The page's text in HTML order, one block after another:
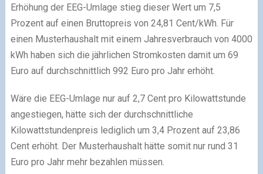
Erhöhung der EEG-Umlage stieg dieser Wert um 7,5
Prozent auf einen Bruttopreis von 24,81 Cent/kWh. Für
einen Musterhaushalt mit einem Jahresverbrauch von 4000
kWh haben sich die jährlichen Stromkosten damit um 69
Euro auf durchschnittlich 992 Euro pro Jahr erhöht.
Wäre die EEG-Umlage nur auf 2,7 Cent pro Kilowattstunde
angestiegen, hätte sich der durchschnittliche
Kilowattstundenpreis lediglich um 3,4 Prozent auf 23,86
Cent erhöht. Der Musterhaushalt hätte somit nur rund 31
Euro pro Jahr mehr bezahlen müssen.